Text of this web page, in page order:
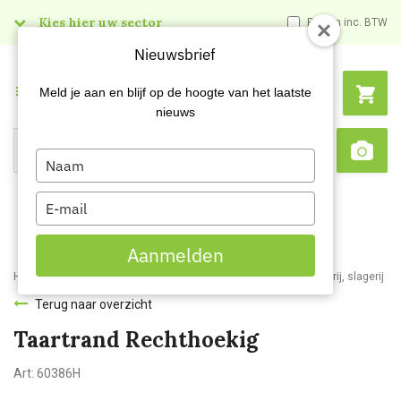
Kies hier uw sector Prijzen inc. BTW
Search
Menu
Home Webshop Kantineartikelen Disposable servies Bakkerij, slagerij en
Terug naar overzicht
Taartrand Rechthoekig
Art: 60386H
Nieuwsbrief
Meld je aan en blijf op de hoogte van het laatste
nieuws
Type
your
name
Type
your
email
Aanmelden